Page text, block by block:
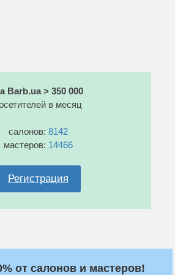
Barb.ua > 350 000
в месяц
салонов: 8142
мастеров: 14466
Регистрация
от салонов и мастеров!